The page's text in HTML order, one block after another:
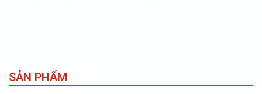
SẢN PHẨM